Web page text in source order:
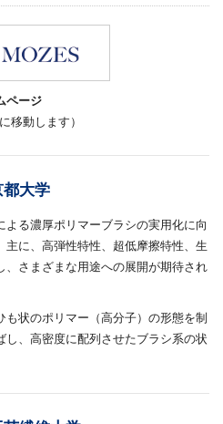
ページ
移動します）
都大学
る濃厚ポリマーブラシの実用化に向
主に、高弾性特性、超低摩擦特性、生
、さまざまな用途への展開が期待され
状のポリマー（高分子）の形態を制
、高密度に配列させたブラシ系の状